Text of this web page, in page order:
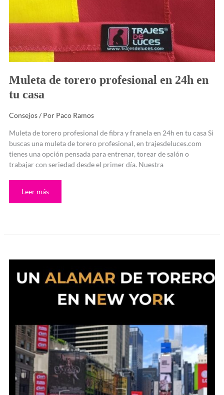
Muleta de torero profesional en 24h en
tu casa
Consejos/ Por Paco Ramos
Muleta de torero profesional de fibra y franela en 24h en tu casa Si
buscas una muleta de torero profesional, en trajesdeluces.com
tienes una opción pensada para entrenar, torear de salón o
trabajar con seriedad desde el primer día. Nuestra
Leer más
Un
torero